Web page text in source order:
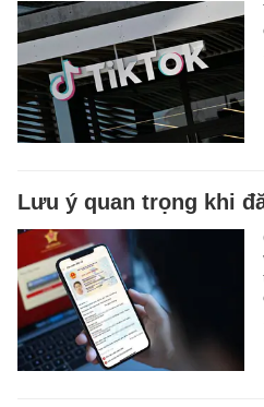
Lưu ý quan trọng khi